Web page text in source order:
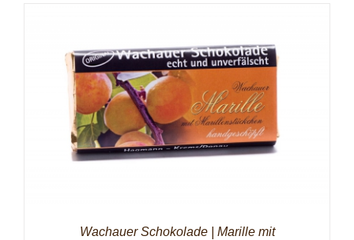
Wachauer Schokolade | Marille mit